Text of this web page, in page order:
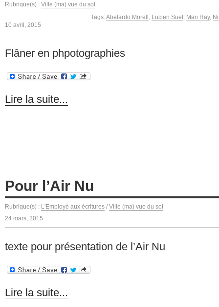
Rubrique(s) : Ville (ma) vue du sol
Tags:Abelardo Morell Lucien Suel Man Ray,
10 avril, 2015
Flâner en phpotographies
Lire la suite...
Pour l’Air Nu
Rubrique(s) : L'Employé aux écritures / Ville (ma) vue du sol
24 mars, 2015
texte pour présentation de l’Air Nu
Lire la suite...